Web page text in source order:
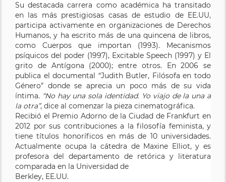
Su destacada carrera como académica ha transitado
en las más prestigiosas casas de estudio de EE.UU,
participa activamente en organizaciones de Derechos
Humanos, y ha escrito más de una quincena de libros,
como Cuerpos que importan (1993). Mecanismos
psíquicos del poder (1997), Excitable Speech (1997) y El
grito de Antígona (2000); entre otros. En 2006 se
publica el documental “Judith Butler, Filósofa en todo
Género” donde se aprecia un poco más de su vida
íntima. “No hay una sola identidad. Yo viajo de la una a
la otra”, dice al comenzar la pieza cinematográfica.
Recibió el Premio Adorno de la Ciudad de Frankfurt en
2012 por sus contribuciones a la filosofía feminista, y
tiene títulos honoríficos en más de 10 universidades.
Actualmente ocupa la cátedra de Maxine Elliot, y es
profesora del departamento de retórica y literatura
comparada en la Universidad de
Berkley, EE.UU.